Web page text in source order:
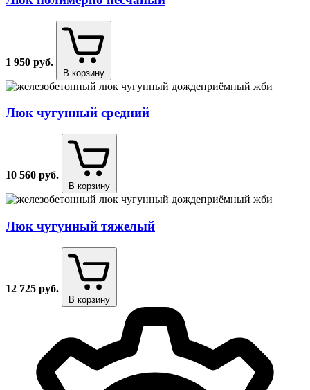
1 950 руб.
В корзину
Люк чугунный средний
10 560 руб.
В корзину
Люк чугунный тяжелый
12 725 руб.
В корзину